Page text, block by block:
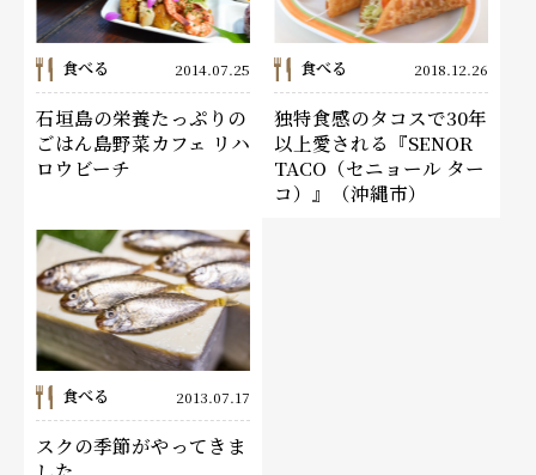
食べる 2014.07.25
石垣島の栄養たっぷりの
ごはん島野菜カフェ リハ
ロウビーチ
食べる 2018.12.26
独特食感のタコスで30年
以上愛される『SENOR
TACO（セニョール ター
コ）』（沖縄市）
食べる 2013.07.17
スクの季節がやってきま